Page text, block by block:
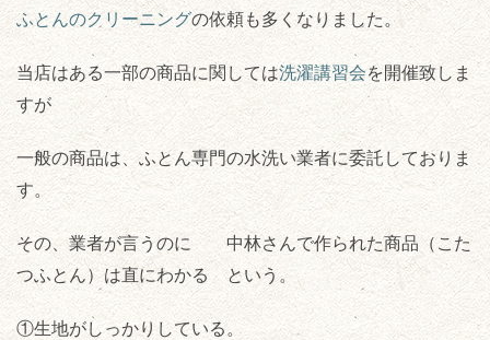
ふとんのクリーニングの依頼も多くなりました。
当店はある一部の商品に関しては洗濯講習会を開催致しま
すが
一般の商品は、ふとん専門の水洗い業者に委託しておりま
す。
その、業者が言うのに 中林さんで作られた商品（こた
つふとん）は直にわかる という。
①生地がしっかりしている。